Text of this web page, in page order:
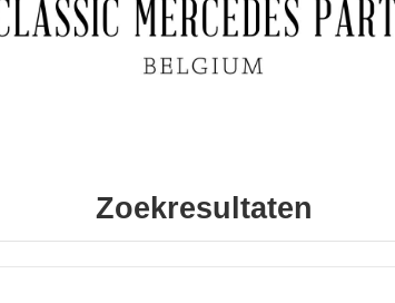
Zoekresultaten